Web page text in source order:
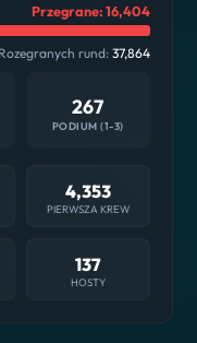
Przegrane: 16,404
Rozegranych rund: 37,864
267
PODIUM (1-3)
4,353
PIERWSZA KREW
137
HOSTY